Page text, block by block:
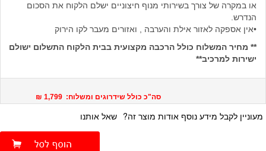
או במקרה של צורך בשירותי מנוף חיצוניים ישלם הלקוח את הסכום
הנדרש.
•אין אספקה לאזור אילת והערבה , ואזורים מעבר לקו הירוק
** מחיר המשלוח כולל הרכבה מקצועית בבית הלקוח התשלום ישולם
ישירות למרכיב**
סה"כ כולל שידרוגים ומשלוח: 1,799 ₪
מעוניין לקבל מידע נוסף אודות מוצר זה? שאל אותנו